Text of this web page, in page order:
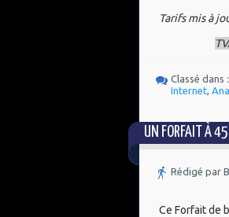
Tarifs mis à
Classé dans :
Internet,
UN FORFAIT À 45
Rédigé par
Ce Forfait de